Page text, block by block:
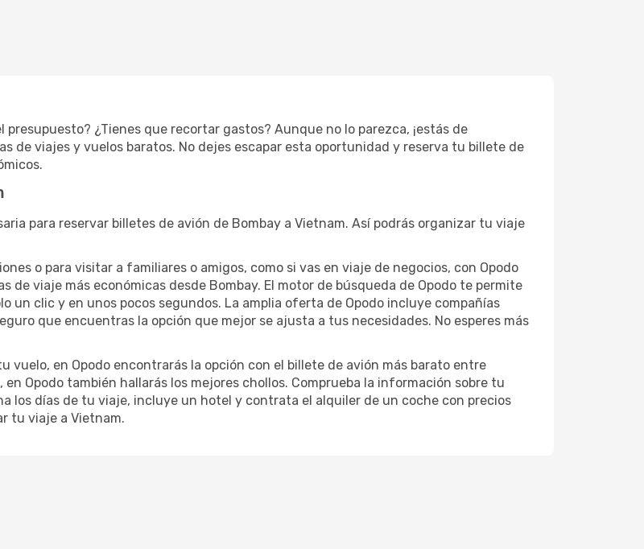
¿Tienes que recortar gastos? Aunque no lo parezca, ¡estás de
de viajes y vuelos baratos. No dejes escapar esta oportunidad y reserva tu billete de
para reservar billetes de avión de Bombay a Vietnam. Así podrás organizar tu viaje
o para visitar a familiares o amigos, como si vas en viaje de negocios, con Opodo
de viaje más económicas desde Bombay. El motor de búsqueda de Opodo te permite
un clic y en unos pocos segundos. La amplia oferta de Opodo incluye compañías
que encuentras la opción que mejor se ajusta a tus necesidades. No esperes más
vuelo, en Opodo encontrarás la opción con el billete de avión más barato entre
Opodo también hallarás los mejores chollos. Comprueba la información sobre tu
los días de tu viaje, incluye un hotel y contrata el alquiler de un coche con precios
tu viaje a Vietnam.